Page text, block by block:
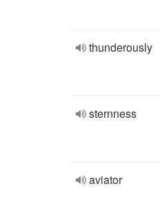
thunderously
sternness
aviator